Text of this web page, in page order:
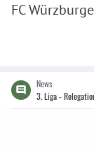
FC
News
3. Liga -